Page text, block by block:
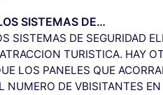
SISTEMAS DE…
SISTEMAS DE SEGURIDAD
TURISTICA. HAY
LOS PANELES QUE
NUMERO DE VBISITANTES